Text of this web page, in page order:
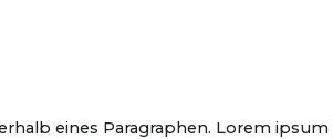
eines Paragraphen. Lorem